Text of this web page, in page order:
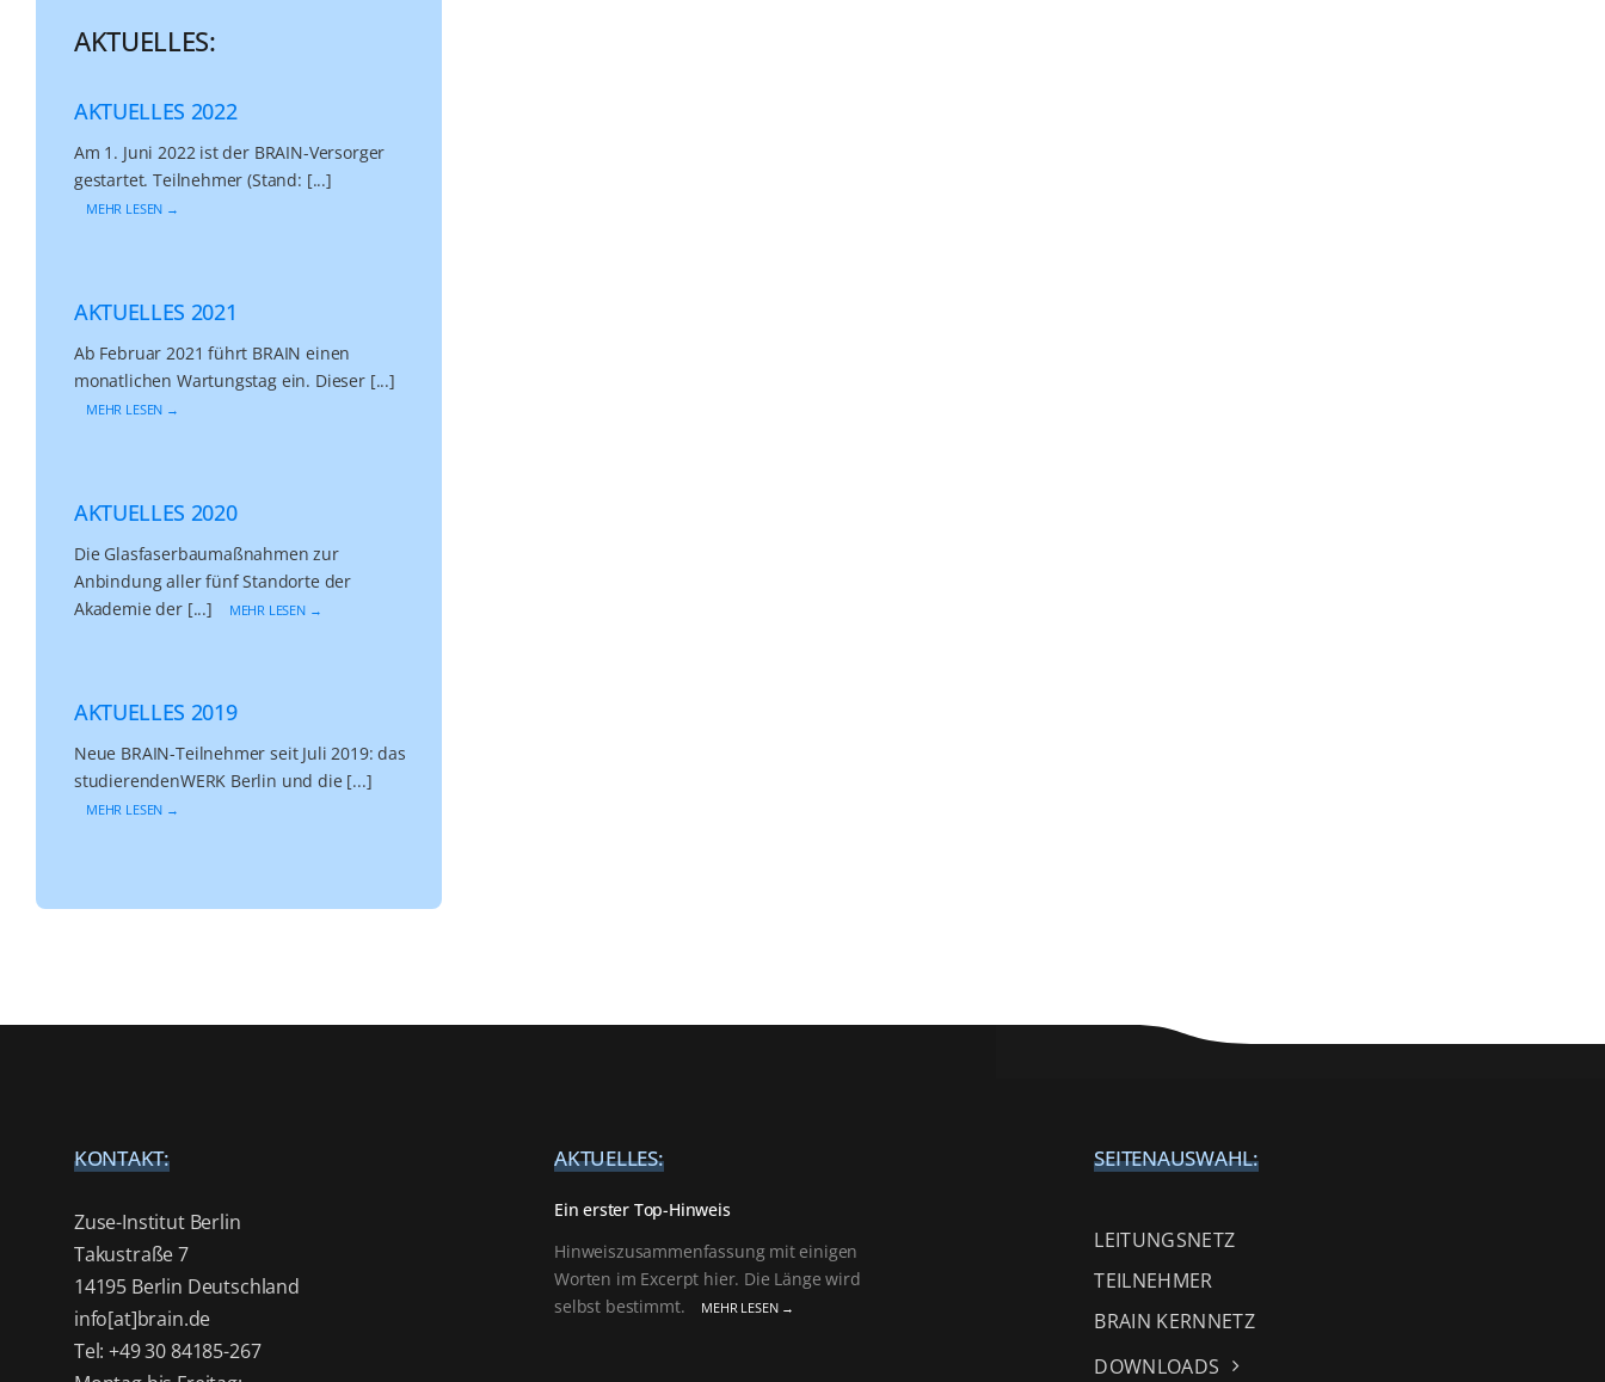
AKTUELLES:
AKTUELLES 2022
Am 1. Juni 2022 ist der BRAIN-Versorger
gestartet. Teilnehmer (Stand: [...]
MEHR LESEN →
AKTUELLES 2021
Ab Februar 2021 führt BRAIN einen
monatlichen Wartungstag ein. Dieser [...]
MEHR LESEN →
AKTUELLES 2020
Die Glasfaserbaumaßnahmen zur
Anbindung aller fünf Standorte der
Akademie der [...]
MEHR LESEN →
AKTUELLES 2019
Neue BRAIN-Teilnehmer seit Juli 2019: das
studierendenWERK Berlin und die [...]
MEHR LESEN →
KONTAKT:
Zuse-Institut Berlin
Takustraße 7
14195 Berlin Deutschland
info[at]brain.de
Tel: +49 30 84185-267
AKTUELLES:
Ein erster Top-Hinweis
Hinweiszusammenfassung mit einigen
Worten im Excerpt hier. Die Länge wird
selbst bestimmt.
MEHR LESEN →
SEITENAUSWAHL:
LEITUNGSNETZ
TEILNEHMER
BRAIN KERNNETZ
DOWNLOADS